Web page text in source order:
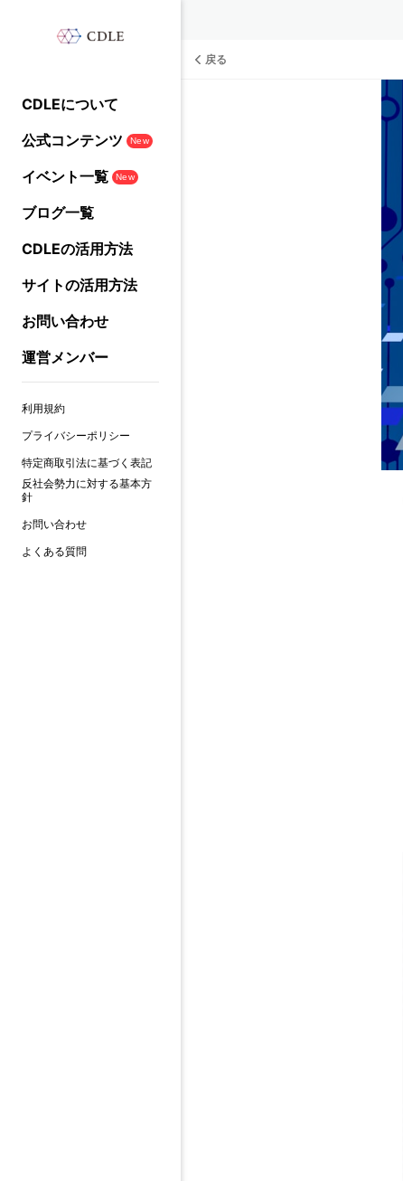
CDLEについて
公式コンテンツ
New
イベント一覧 New
ブログ一覧
CDLEの活用方法
サイトの活用方法
お問い合わせ
運営メンバー
利用規約
プライバシーポリシー
特定商取引法に基づく表記
反社会勢力に対する基本方
針
お問い合わせ
よくある質問
戻る